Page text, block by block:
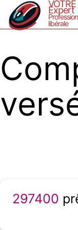
VOTRE
Expert
Profession
libérale
297400